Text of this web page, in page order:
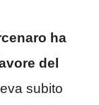
ha
del
subito